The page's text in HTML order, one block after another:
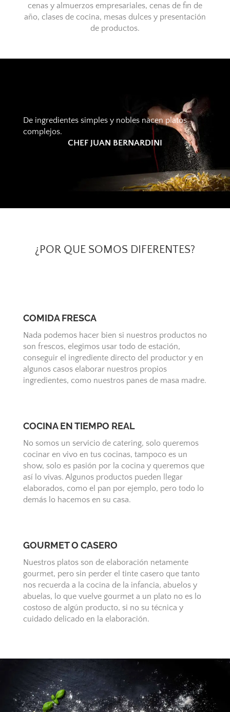
cenas y almuerzos empresariales, cenas de fin de
año, clases de cocina, mesas dulces y presentación
de productos.
De ingredientes simples y nobles nacen platos
complejos.
CHEF JUAN BERNARDINI
¿POR QUE SOMOS DIFERENTES?
COMIDA FRESCA
Nada podemos hacer bien si nuestros productos no
son frescos, elegimos usar todo de estación,
conseguir el ingrediente directo del productor y en
algunos casos elaborar nuestros propios
ingredientes, como nuestros panes de masa madre.
COCINA EN TIEMPO REAL
No somos un servicio de catering, solo queremos
cocinar en vivo en tus cocinas, tampoco es un
show, solo es pasión por la cocina y queremos que
así lo vivas. Algunos productos pueden llegar
elaborados, como el pan por ejemplo, pero todo lo
demás lo hacemos en su casa.
GOURMET O CASERO
Nuestros platos son de elaboración netamente
gourmet, pero sin perder el tinte casero que tanto
nos recuerda a la cocina de la infancia, abuelos y
abuelas, lo que vuelve gourmet a un plato no es lo
costoso de algún producto, si no su técnica y
cuidado delicado en la elaboración.